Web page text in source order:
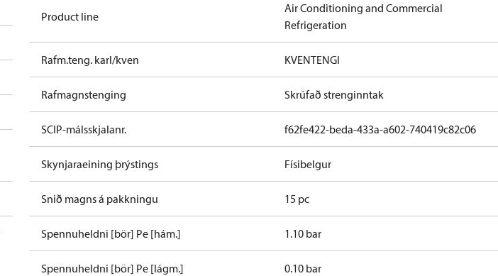
Product line
Air Conditioning and Commercial
Refrigeration
Rafm.teng. karl/kven KVENTENGI
Rafmagnstenging Skrúfað strenginntak
SCIP-málsskjalanr. f62fe422-beda-433a-a602-740419c82c06
Skynjaraeining þrýstings Físibelgur
Snið magns á pakkningu 15 pc
Spennuheldni [bör] Pe [hám.] 1.10 bar
Spennuheldni [bör] Pe [lágm.] 0.10 bar